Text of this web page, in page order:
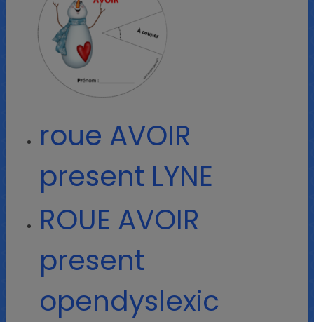
roue AVOIR
present LYNE
ROUE AVOIR
present
opendyslexic